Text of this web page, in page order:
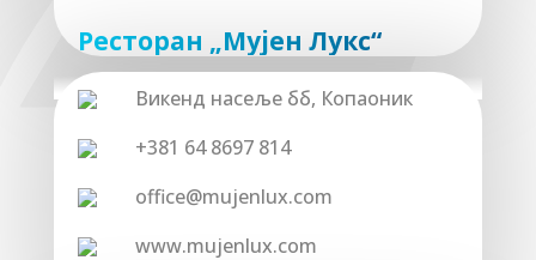
Ресторан „Мујен Лукс“
Викенд насеље бб, Копаоник
+381 64 8697 814
office@mujenlux.com
www.mujenlux.com